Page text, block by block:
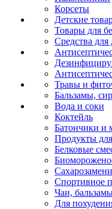
Корсеты
Детские
Товары для
Средства для
Травы и
Бальзамы,
Вода и соки
Коктейль
Батончики и
Продукты
Белковые
Спортивное
Чаи,
Для